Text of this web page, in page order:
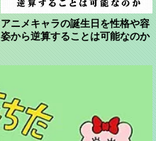
アニメキャラの誕生日を性格や容
姿から逆算することは可能なのか